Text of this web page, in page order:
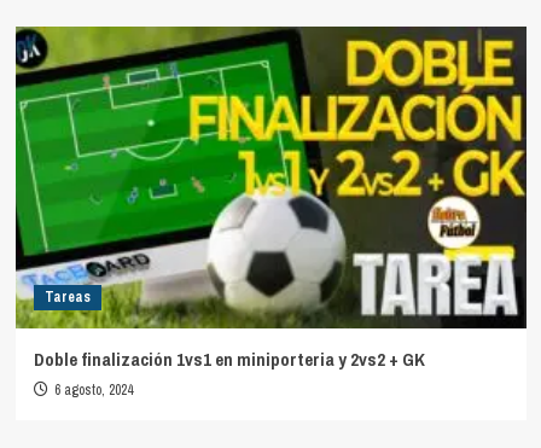
Tareas
Doble finalización 1vs1 en miniporteria y 2vs2 + GK
6 agosto, 2024